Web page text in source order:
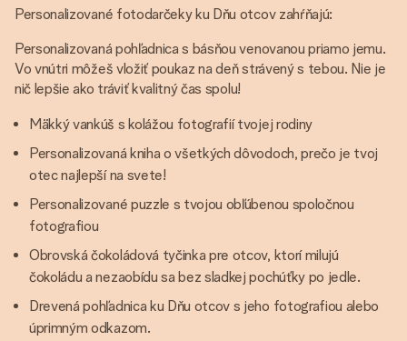
Personalizované fotodarčeky ku Dňu otcov zahŕňajú:
Personalizovaná pohľadnica s básňou venovanou priamo jemu.
Vo vnútri môžeš vložiť poukaz na deň strávený s tebou. Nie je
nič lepšie ako tráviť kvalitný čas spolu!
Mäkký vankúš s kolážou fotografií tvojej rodiny
Personalizovaná kniha o všetkých dôvodoch, prečo je tvoj
otec najlepší na svete!
Personalizované puzzle s tvojou obľúbenou spoločnou
fotografiou
Obrovská čokoládová tyčinka pre otcov, ktorí milujú
čokoládu a nezaobídu sa bez sladkej pochúťky po jedle.
Drevená pohľadnica ku Dňu otcov s jeho fotografiou alebo
úprimným odkazom.